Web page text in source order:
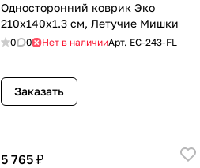
Односторонний коврик Эко
210x140x1.3 см, Летучие Мишки
0 0 Нет в наличииАрт. EC-243-FL
Заказать
5 765 ₽